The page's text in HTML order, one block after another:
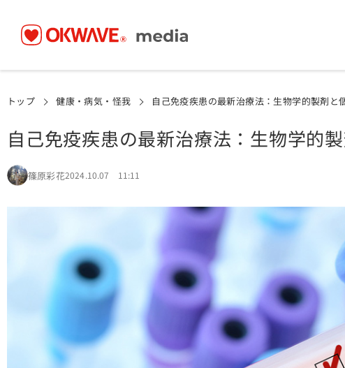
トップ 健康・病気・怪我 自己免疫疾患の最新治療法：生物学的製剤と
自己免疫疾患の最新治療法：生物学的
篠原彩花2024.10.07 11:11